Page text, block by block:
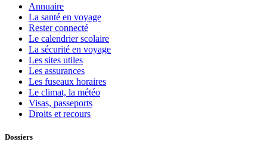
Annuaire
La santé en voyage
Rester connecté
Le calendrier scolaire
La sécurité en voyage
Les sites utiles
Les assurances
Les fuseaux horaires
Le climat, la météo
Visas, passeports
Droits et recours
Dossiers